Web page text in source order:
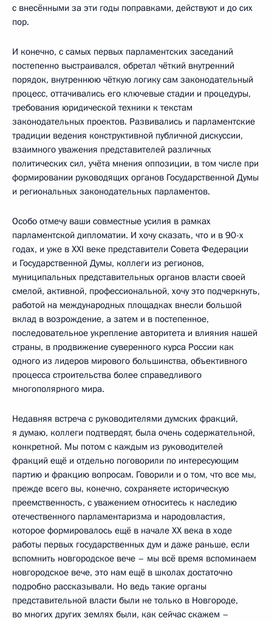
с внесёнными за эти годы поправками, действуют и до сих
пор.
И конечно, с самых первых парламентских заседаний
постепенно выстраивался, обретал чёткий внутренний
порядок, внутреннюю чёткую логику сам законодательный
процесс, оттачивались его ключевые стадии и процедуры,
требования юридической техники к текстам
законодательных проектов. Развивались и парламентские
традиции ведения конструктивной публичной дискуссии,
взаимного уважения представителей различных
политических сил, учёта мнения оппозиции, в том числе при
формировании руководящих органов Государственной Думы
и региональных законодательных парламентов.
Особо отмечу ваши совместные усилия в рамках
парламентской дипломатии. И хочу сказать, что и в 90-х
годах, и уже в XXI веке представители Совета Федерации
и Государственной Думы, коллеги из регионов,
муниципальных представительных органов власти своей
смелой, активной, профессиональной, хочу это подчеркнуть,
работой на международных площадках внесли большой
вклад в возрождение, а затем и в постепенное,
последовательное укрепление авторитета и влияния нашей
страны, в продвижение суверенного курса России как
одного из лидеров мирового большинства, объективного
процесса строительства более справедливого
многополярного мира.
Недавняя встреча с руководителями думских фракций,
я думаю, коллеги подтвердят, была очень содержательной,
конкретной. Мы потом с каждым из руководителей
фракций ещё и отдельно поговорили по интересующим
партию и фракцию вопросам. Говорили и о том, что все мы,
прежде всего вы, конечно, сохраняете историческую
преемственность, с уважением относитесь к наследию
отечественного парламентаризма и народовластия,
которое формировалось ещё в начале XX века в ходе
работы первых государственных дум и даже раньше, если
вспомнить новгородское вече – мы всё время вспоминаем
новгородское вече, это нам ещё в школах достаточно
подробно рассказывали. Но ведь такие органы
представительной власти были не только в Новгороде,
во многих других землях были, как сейчас скажем –